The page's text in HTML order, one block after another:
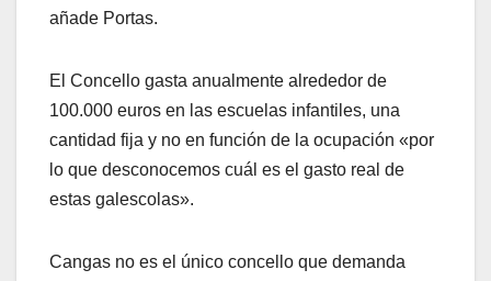
añade Portas.
El Concello gasta anualmente alrededor de
100.000 euros en las escuelas infantiles, una
cantidad fija y no en función de la ocupación «por
lo que desconocemos cuál es el gasto real de
estas galescolas».
Cangas no es el único concello que demanda